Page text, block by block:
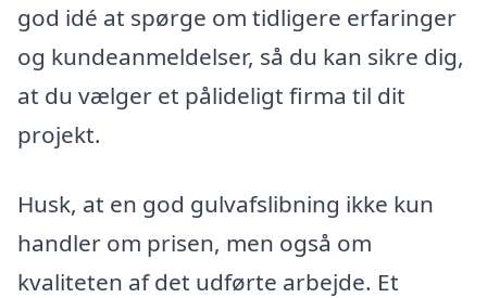
god idé at spørge om tidligere erfaringer
og kundeanmeldelser, så du kan sikre dig,
at du vælger et pålideligt firma til dit
projekt.
Husk, at en god gulvafslibning ikke kun
handler om prisen, men også om
kvaliteten af det udførte arbejde. Et